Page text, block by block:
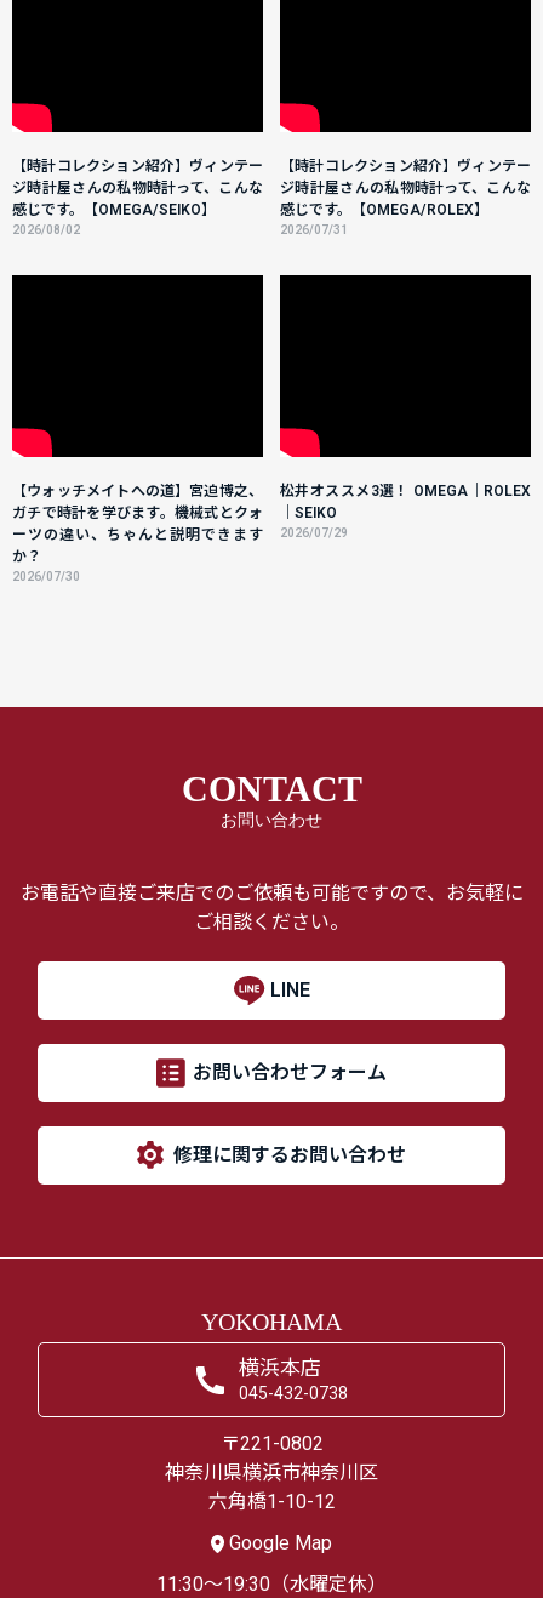
【時計コレクション紹介】ヴィンテー
ジ時計屋さんの私物時計って、こんな
感じです。【OMEGA/SEIKO】
2026/08/02
【時計コレクション紹介】ヴィンテー
ジ時計屋さんの私物時計って、こんな
感じです。【OMEGA/ROLEX】
2026/07/31
【ウォッチメイトへの道】宮迫博之、
ガチで時計を学びます。機械式とクォ
ーツの違い、ちゃんと説明できます
か？
2026/07/30
松井オススメ3選！ OMEGA｜ROLEX
｜SEIKO
2026/07/29
CONTACT
お問い合わせ
お電話や直接ご来店でのご依頼も可能ですので、お気軽に
ご相談ください。
LINE
お問い合わせフォーム
修理に関するお問い合わせ
YOKOHAMA
横浜本店
045-432-0738
〒221-0802
神奈川県横浜市神奈川区
六角橋1-10-12
Google Map
11:30～19:30（水曜定休）